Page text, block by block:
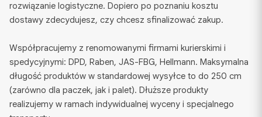
rozwiązanie logistyczne. Dopiero po poznaniu kosztu
dostawy zdecydujesz, czy chcesz sfinalizować zakup.
Współpracujemy z renomowanymi firmami kurierskimi i
spedycyjnymi: DPD, Raben, JAS-FBG, Hellmann. Maksymalna
długość produktów w standardowej wysyłce to do 250 cm
(zarówno dla paczek, jak i palet). Dłuższe produkty
realizujemy w ramach indywidualnej wyceny i specjalnego